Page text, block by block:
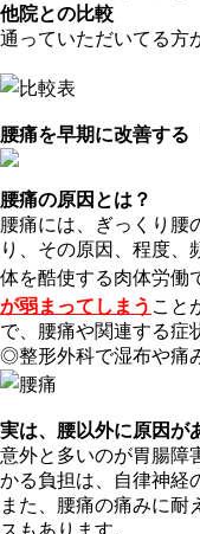
他院との比較
通っていただいてる方
腰痛を早期に改善する
腰痛の原因とは？
腰痛には、ぎっくり腰
り、その原因、程度、
体を酷使する肉体労働
が弱まってしまう こと
で、腰痛や関連する症
◎整形外科で湿布や痛
実は、腰以外に原因が
意外と多いのが胃腸障
かる負担は、自律神経
また、腰痛の痛みに耐
スもあります。